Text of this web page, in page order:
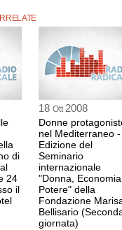
di questo convegno ha una
di
24
il
18 Ott 2008
Donne
nel Mediterraneo
Edizione del
Seminario
internazionale
"Donna,
Potere" della
Fondazione
Bellisario
giornata)